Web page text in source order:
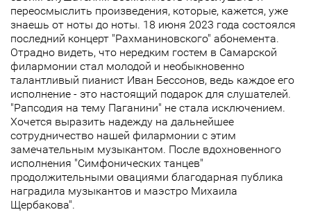
переосмыслить произведения, которые, кажется, уже
знаешь от ноты до ноты. 18 июня 2023 года состоялся
последний концерт "Рахманиновского" абонемента.
Отрадно видеть, что нередким гостем в Самарской
филармонии стал молодой и необыкновенно
талантливый пианист Иван Бессонов, ведь каждое его
исполнение - это настоящий подарок для слушателей.
"Рапсодия на тему Паганини" не стала исключением.
Хочется выразить надежду на дальнейшее
сотрудничество нашей филармонии с этим
замечательным музыкантом. После вдохновенного
исполнения "Симфонических танцев"
продолжительными овациями благодарная публика
наградила музыкантов и маэстро Михаила
Щербакова".